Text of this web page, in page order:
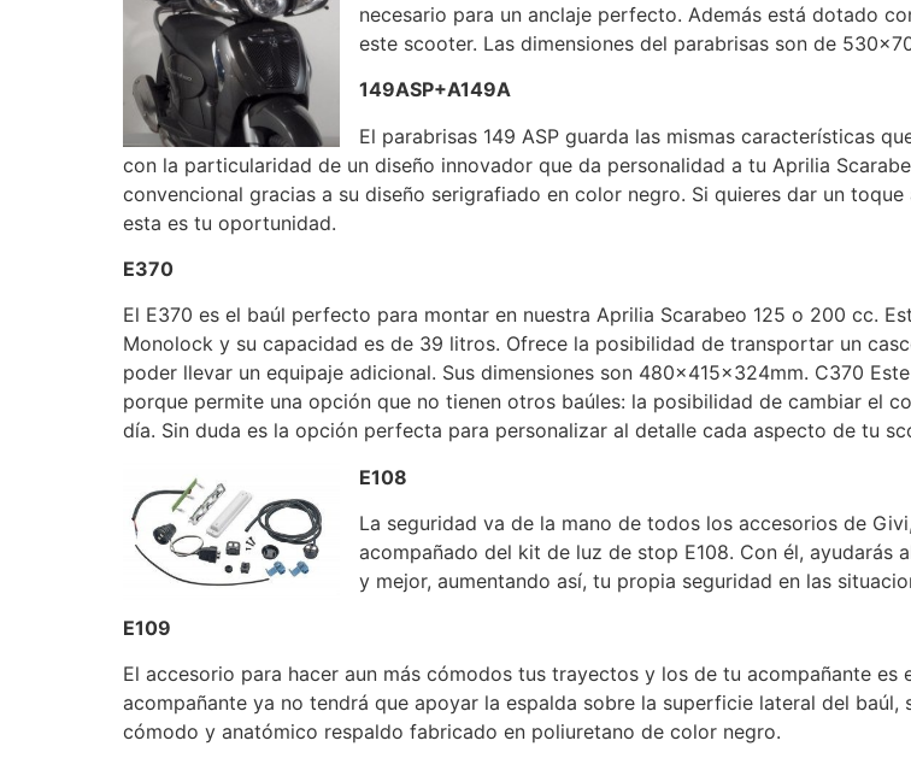
necesario para un anclaje perfecto. Además está dotado
este scooter. Las dimensiones del parabrisas son de
149ASP+A149A
El parabrisas 149 ASP guarda las mismas características
con la particularidad de un diseño innovador que da personalidad a tu Aprilia
convencional gracias a su diseño serigrafiado en color negro. Si quieres dar un
esta es tu oportunidad.
E370
El E370 es el baúl perfecto para montar en nuestra Aprilia Scarabeo 125 o 200 cc.
Monolock y su capacidad es de 39 litros. Ofrece la posibilidad de transportar un
poder llevar un equipaje adicional. Sus dimensiones son 480x415x324mm. C370
porque permite una opción que no tienen otros baúles: la posibilidad de cambiar el
día. Sin duda es la opción perfecta para personalizar al detalle cada aspecto de tu
E108
La seguridad va de la mano de todos los accesorios de
acompañado del kit de luz de stop E108. Con él, ayudarás
y mejor, aumentando así, tu propia seguridad en las
E109
El accesorio para hacer aun más cómodos tus trayectos y los de tu acompañante es
acompañante ya no tendrá que apoyar la espalda sobre la superficie lateral del baúl,
cómodo y anatómico respaldo fabricado en poliuretano de color negro.